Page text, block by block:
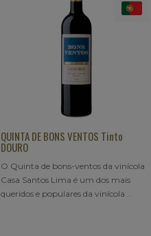
QUINTA DE BONS VENTOS Tinto
DOURO
O Quinta de bons-ventos da vinícola
Casa Santos Lima é um dos mais
queridos e populares da vinícola ..